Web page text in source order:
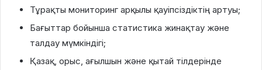
Тұрақты мониторинг арқылы қауіпсіздіктің артуы;
Бағыттар бойынша статистика жинақтау және
талдау мүмкіндігі;
Қазақ, орыс, ағылшын және қытай тілдерінде